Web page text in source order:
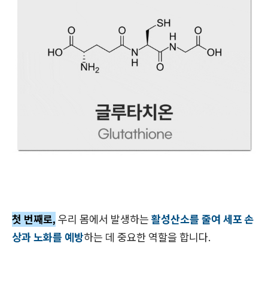
첫 번째로, 우리 몸에서 발생하는 활성산소를 줄여 세포 손
상과 노화를 예방하는 데 중요한 역할을 합니다.